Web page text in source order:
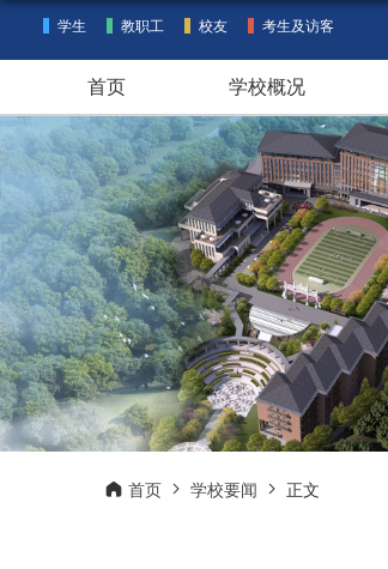
学生 教职工 校友 考生及访客
首页 学校概况
首页 学校要闻 正文